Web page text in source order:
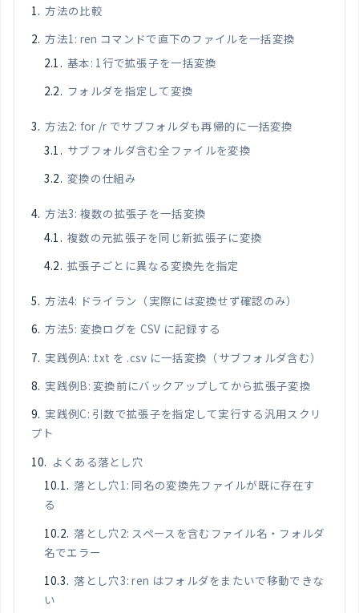
方法の比較
方法1: ren コマンドで直下のファイルを一括変換
基本: 1行で拡張子を一括変換
フォルダを指定して変換
方法2: for /r でサブフォルダも再帰的に一括変換
サブフォルダ含む全ファイルを変換
変換の仕組み
方法3: 複数の拡張子を一括変換
複数の元拡張子を同じ新拡張子に変換
拡張子ごとに異なる変換先を指定
方法4: ドライラン（実際には変換せず確認のみ）
方法5: 変換ログを CSV に記録する
実践例A: .txt を .csv に一括変換（サブフォルダ含む）
実践例B: 変換前にバックアップしてから拡張子変換
実践例C: 引数で拡張子を指定して実行する汎用スクリ
プト
よくある落とし穴
落とし穴1: 同名の変換先ファイルが既に存在す
る
落とし穴2: スペースを含むファイル名・フォルダ
名でエラー
落とし穴3: ren はフォルダをまたいで移動できな
い